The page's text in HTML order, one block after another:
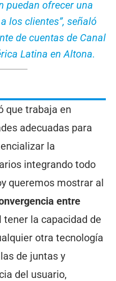
puedan ofrecer una
los clientes”, señaló
de cuentas de Canal
Latina en Altona.
que trabaja en
adecuadas para
la
integrando todo
queremos mostrar al
entre
tener la capacidad de
otra tecnología
de juntas y
del usuario,